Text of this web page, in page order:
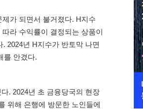
가 되면서 불거졌다. H지수
라 수익률이 결정되는 상품이
2024년 H지수가 반토막 나면
를 안겼다.
. 2024년 초 금융당국의 현장
위해 은행에 방문한 노인들에